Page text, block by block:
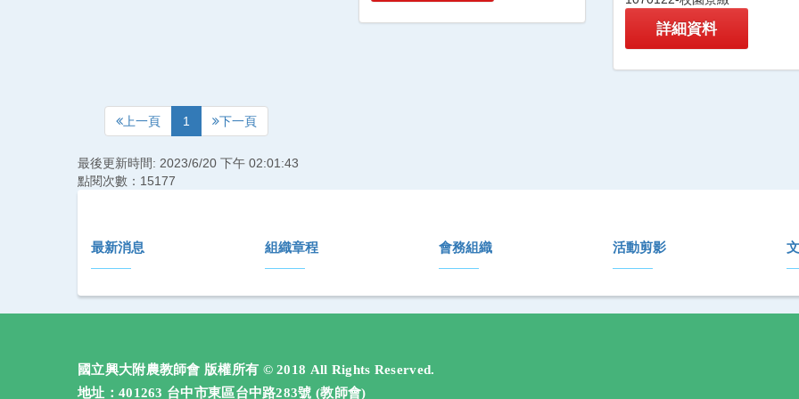
詳細資料
上一頁 1 下一頁
最後更新時間: 2023/6/20 下午 02:01:43
點閱次數：15177
最新消息 組織章程 會務組織 活動剪影
國立興大附農教師會 版權所有 © 2018 All Rights Reserved.
地址：401263 台中市東區台中路283號 (教師會)